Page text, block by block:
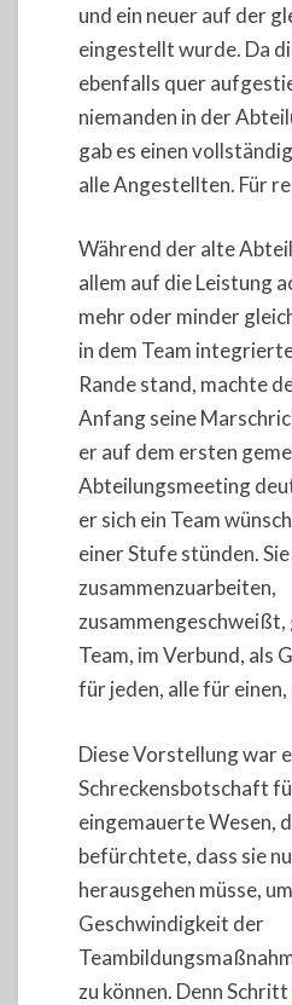
und ein neuer auf der
eingestellt wurde. Da
ebenfalls quer
niemanden in der
gab es einen
alle Angestellten. Für
Während der alte
allem auf die Leistung
mehr oder minder
in dem Team
Rande stand, machte
Anfang seine
er auf dem ersten
Abteilungsmeeting
er sich ein Team
einer Stufe stünden.
zusammenzuarbeiten,
zusammengeschweißt,
Team, im Verbund, als
für jeden, alle für einen,
Diese Vorstellung war
Schreckensbotschaft
eingemauerte Wesen,
befürchtete, dass sie
herausgehen müsse,
Geschwindigkeit der
zu können. Denn